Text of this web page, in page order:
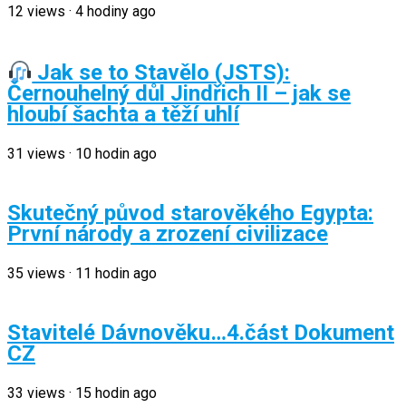
12 views · 4 hodiny ago
Jak se to Stavělo (JSTS):
Černouhelný důl Jindřich II – jak se
hloubí šachta a těží uhlí
31 views · 10 hodin ago
Skutečný původ starověkého Egypta:
První národy a zrození civilizace
35 views · 11 hodin ago
Stavitelé Dávnověku…4.část Dokument
CZ
33 views · 15 hodin ago